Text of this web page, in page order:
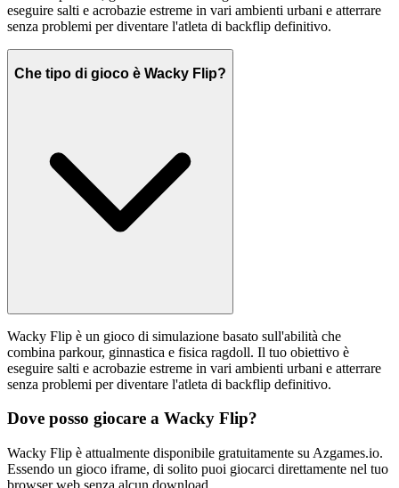
eseguire salti e acrobazie estreme in vari ambienti urbani e atterrare
senza problemi per diventare l'atleta di backflip definitivo.
Che tipo di gioco è Wacky Flip?
Wacky Flip è un gioco di simulazione basato sull'abilità che
combina parkour, ginnastica e fisica ragdoll. Il tuo obiettivo è
eseguire salti e acrobazie estreme in vari ambienti urbani e atterrare
senza problemi per diventare l'atleta di backflip definitivo.
Dove posso giocare a Wacky Flip?
Wacky Flip è attualmente disponibile gratuitamente su Azgames.io.
Essendo un gioco iframe, di solito puoi giocarci direttamente nel tuo
browser web senza alcun download.